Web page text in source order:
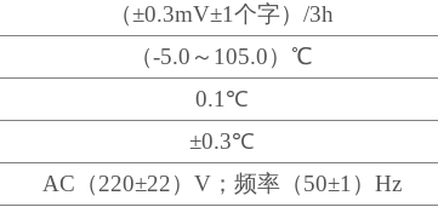
（±0.3mV±1个字）/3h
（-5.0～105.0）℃
0.1℃
±0.3℃
AC（220±22）V；频率（50±1）Hz